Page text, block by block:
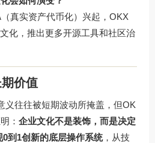
真实资产代币化）兴起，OKX
化，推出更多开源工具和社区治
价值
义往往被短期波动所掩盖，但OK
： 企业文化不是装饰，而是决定
到1创新的底层操作系统，从技